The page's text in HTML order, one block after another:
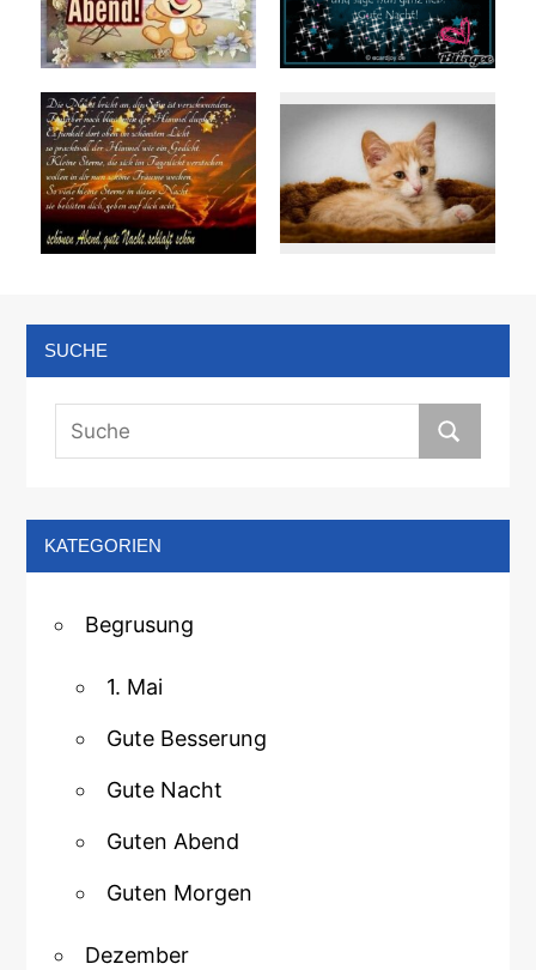
SUCHE
KATEGORIEN
Begrusung
1. Mai
Gute Besserung
Gute Nacht
Guten Abend
Guten Morgen
Dezember